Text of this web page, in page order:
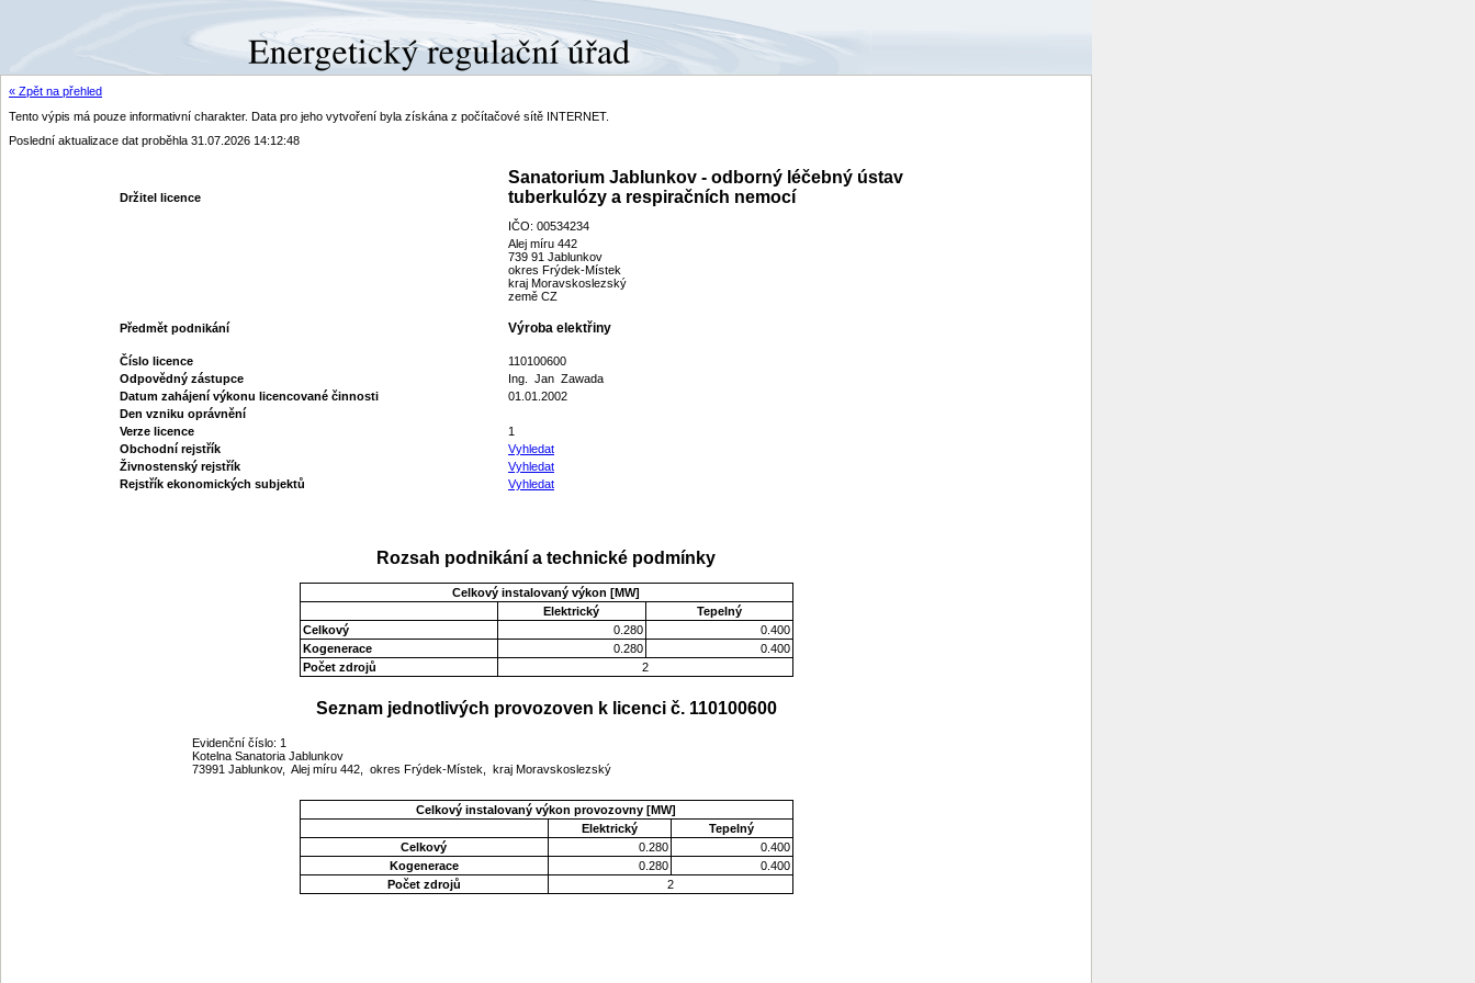
« Zpět na přehled
Tento výpis má pouze informativní charakter. Data pro jeho vytvoření byla získána z počítačové sítě INTERNET.
Poslední aktualizace dat proběhla 31.07.2026 14:12:48
Držitel licence
Sanatorium Jablunkov - odborný léčebný ústav
tuberkulózy a respiračních nemocí
IČO: 00534234
Alej míru 442
739 91 Jablunkov
okres Frýdek-Místek
kraj Moravskoslezský
země CZ
Předmět podnikání Výroba elektřiny
Číslo licence
110100600
Odpovědný zástupce
Ing. Jan Zawada
Datum zahájení výkonu licencované činnosti
01.01.2002
Den vzniku oprávnění
Verze licence
1
Obchodní rejstřík
Vyhledat
Živnostenský rejstřík
Vyhledat
Rejstřík ekonomických subjektů
Vyhledat
Rozsah podnikání a technické podmínky
Celkový instalovaný výkon [MW]
Elektrický
Tepelný
Celkový
0.280
0.400
Kogenerace
0.280
0.400
Počet zdrojů
2
Seznam jednotlivých provozoven k licenci č. 110100600
Evidenční číslo: 1
Kotelna Sanatoria Jablunkov
73991 Jablunkov, Alej míru 442, okres Frýdek-Místek, kraj Moravskoslezský
Celkový instalovaný výkon provozovny [MW]
Elektrický
Tepelný
Celkový
0.280
0.400
Kogenerace
0.280
0.400
Počet zdrojů
2